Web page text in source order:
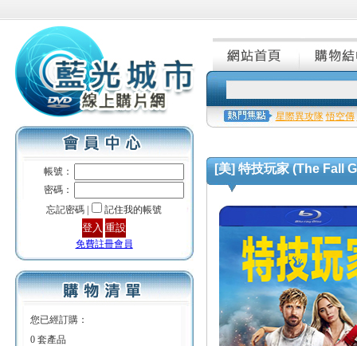
帳號：
密碼：
忘記密碼 |
記住我的帳號
免費註冊會員
您已經訂購：
0 套產品
星際異攻隊 悟空傳
[美] 特技玩家 (The Fall